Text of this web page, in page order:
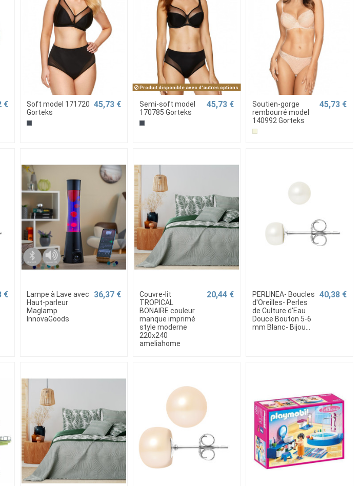
€
Soft model 171720
Gorteks
45,73 €
Produit disponible avec d'autres options
Semi-soft model
170785 Gorteks
45,73 €
Soutien-gorge
rembourré model
140992 Gorteks
45,73 €
€
Lampe à Lave avec
Haut-parleur
Maglamp
InnovaGoods
36,37 €
Couvre-lit
TROPICAL
BONAIRE couleur
manque imprimé
style moderne
220x240
ameliahome
20,44 €
PERLINEA- Boucles
d'Oreilles- Perles
de Culture d'Eau
Douce Bouton 5-6
mm Blanc- Bijou...
40,38 €